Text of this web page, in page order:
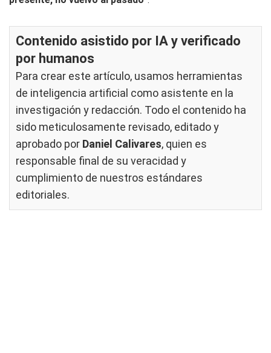
Contenido asistido por IA y verificado
por humanos
Para crear este artículo, usamos herramientas
de inteligencia artificial como asistente en la
investigación y redacción. Todo el contenido ha
sido meticulosamente revisado, editado y
aprobado por Daniel Calivares, quien es
responsable final de su veracidad y
cumplimiento de nuestros estándares
editoriales.